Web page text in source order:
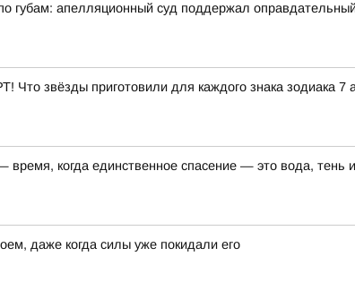
губам: апелляционный суд поддержал
Что звёзды приготовили для каждого знака зодиака 7
время, когда единственное спасение — это вода, тень
даже когда силы уже покидали его